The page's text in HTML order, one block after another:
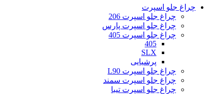
چراغ جلو اسپرت
چراغ جلو اسپرت 206
چراغ جلو اسپرت پارس
چراغ جلو اسپرت 405
405
SLX
پرشیایی
چراغ جلو اسپرت L90
چراغ جلو اسپرت سمند
چراغ جلو اسپرت تیبا